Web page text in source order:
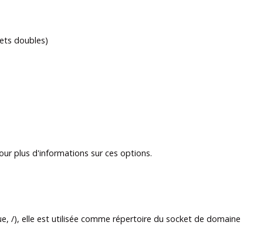
doubles)
plus d'informations sur ces options.
/), elle est utilisée comme répertoire du socket de domaine